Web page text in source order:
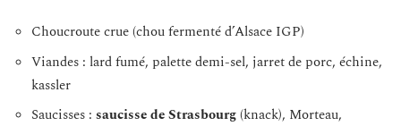
Choucroute crue (chou fermenté d’Alsace IGP)
Viandes : lard fumé, palette demi-sel, jarret de porc, échine,
kassler
Saucisses : saucisse de Strasbourg(knack), Morteau,